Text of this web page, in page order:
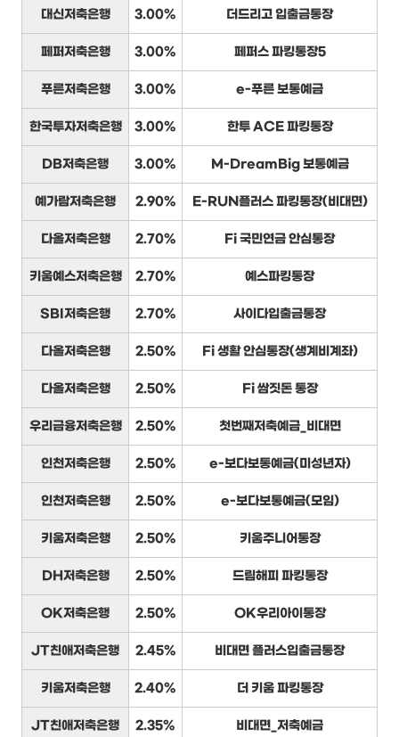
대신저축은행 3.00% 더드리고 입출금통장
페퍼저축은행 3.00% 페퍼스 파킹통장5
푸른저축은행 3.00% e-푸른 보통예금
한국투자저축은행 3.00% 한투 ACE 파킹통장
DB저축은행 3.00% M-DreamBig 보통예금
예가람저축은행 2.90% E-RUN플러스 파킹통장(비대면)
다올저축은행 2.70% Fi 국민연금 안심통장
키움예스저축은행 2.70% 예스파킹통장
SBI저축은행 2.70% 사이다입출금통장
다올저축은행 2.50% Fi 생활 안심통장(생계비계좌)
다올저축은행 2.50% Fi 쌈짓돈 통장
우리금융저축은행 2.50% 첫번째저축예금_비대면
인천저축은행 2.50% e-보다보통예금(미성년자)
인천저축은행 2.50% e-보다보통예금(모임)
키움저축은행 2.50% 키움주니어통장
DH저축은행 2.50% 드림해피 파킹통장
OK저축은행 2.50% OK우리아이통장
JT친애저축은행 2.45% 비대면 플러스입출금통장
키움저축은행 2.40% 더 키움 파킹통장
JT친애저축은행 2.35% 비대면_저축예금